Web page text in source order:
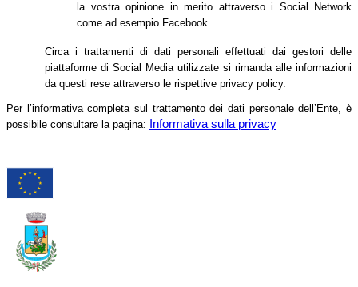
la vostra opinione in merito attraverso i Social Network
come ad esempio Facebook.
Circa i trattamenti di dati personali effettuati dai gestori delle
piattaforme di Social Media utilizzate si rimanda alle informazioni
da questi rese attraverso le rispettive privacy policy.
Per l’informativa completa sul trattamento dei dati personale dell’Ente, è
possibile consultare la pagina:
Informativa sulla privacy